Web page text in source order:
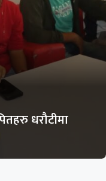
धरौटीमा